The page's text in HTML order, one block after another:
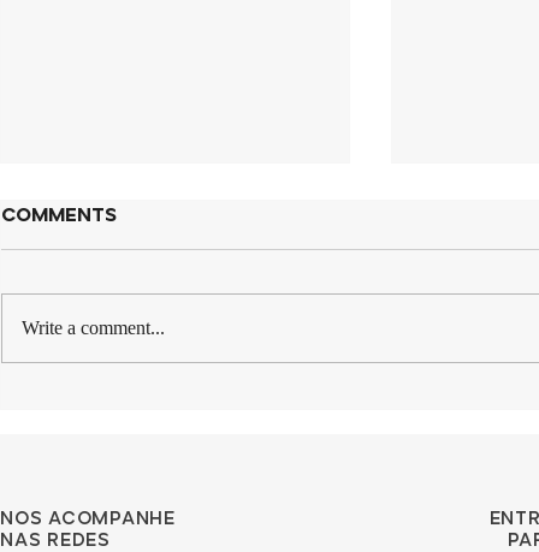
Comments
Write a comment...
Nos acompanhe
nas redes